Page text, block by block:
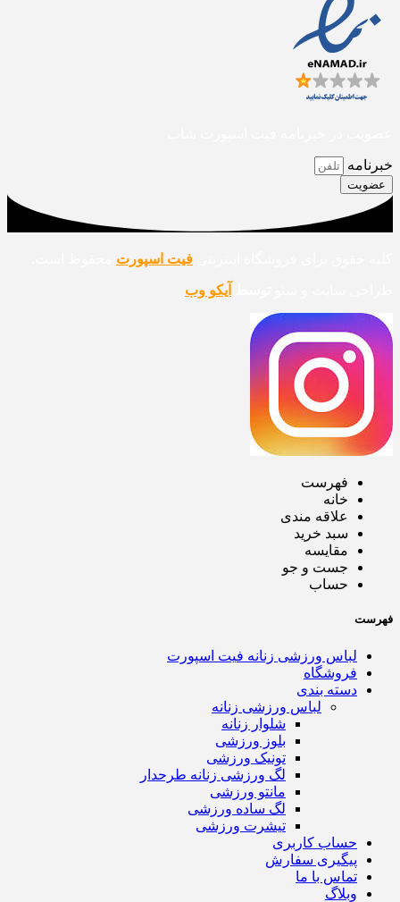
خبرنامه
عضویت
فیت اسپورت
آیکو وب
فهرست
خانه
علاقه مندی
سبد خرید
مقایسه
جست و جو
حساب
فهرست
لباس ورزشی زنانه فیت اسپورت
فروشگاه
دسته بندی
لباس ورزشی زنانه
شلوار زنانه
بلوز ورزشی
تونیک ورزشی
لگ ورزشی زنانه طرحدار
مانتو ورزشی
لگ ساده ورزشی
تیشرت ورزشی
حساب کاربری
پیگیری سفارش
تماس با ما
وبلاگ